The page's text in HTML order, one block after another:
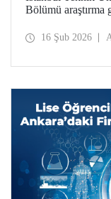
Bölümü
kapsamında
16 Şub 2026